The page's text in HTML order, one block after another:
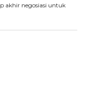
akhir negosiasi untuk